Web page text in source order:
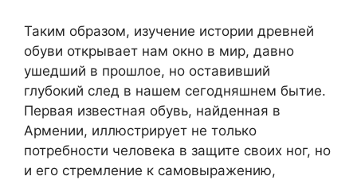
Таким образом, изучение истории древней
обуви открывает нам окно в мир, давно
ушедший в прошлое, но оставивший
глубокий след в нашем сегодняшнем бытие.
Первая известная обувь, найденная в
Армении, иллюстрирует не только
потребности человека в защите своих ног, но
и его стремление к самовыражению,